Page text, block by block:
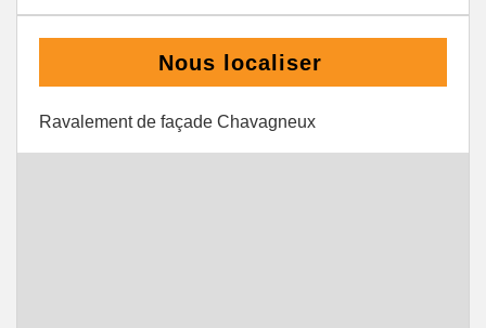
Nous localiser
Ravalement de façade Chavagneux